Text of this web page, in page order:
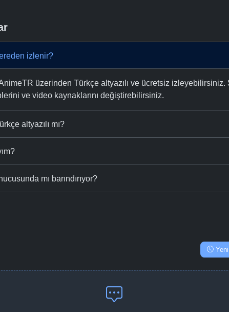
izlenir?
üzerinden Türkçe altyazılı ve ücretsiz izleyebilirsiniz.
ve video kaynaklarını değiştirebilirsiniz.
altyazılı mı?
mı barındırıyor?
Yeni